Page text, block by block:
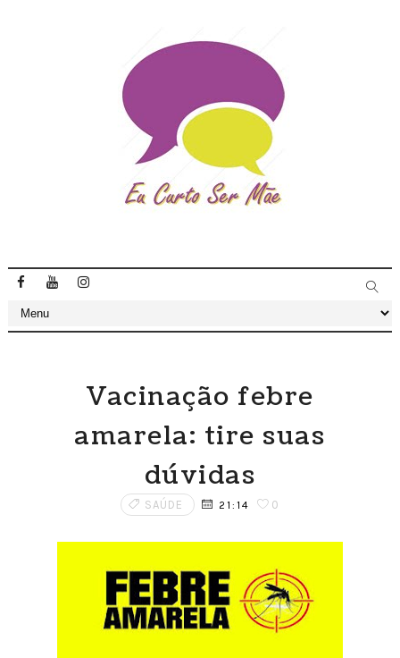
Vacinação febre
amarela: tire suas
dúvidas
SAÚDE 21:14 0